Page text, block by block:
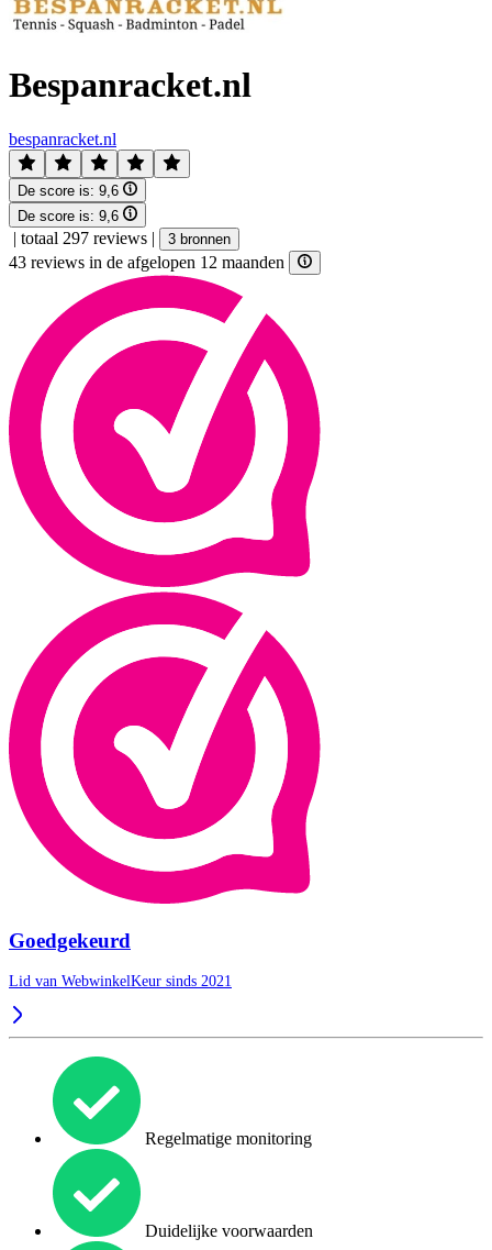
Bespanracket.nl
bespanracket.nl
De score is: 9,6
De score is: 9,6
| totaal 297 reviews | 3 bronnen
43 reviews in de afgelopen 12 maanden
Goedgekeurd
Lid van WebwinkelKeur sinds 2021
Regelmatige monitoring
Duidelijke voorwaarden